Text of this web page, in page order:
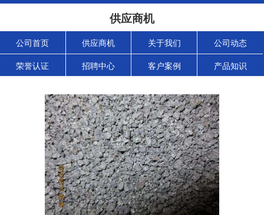
供应商机
公司首页 供应商机 关于我们 公司动态
荣誉认证 招聘中心 客户案例 产品知识